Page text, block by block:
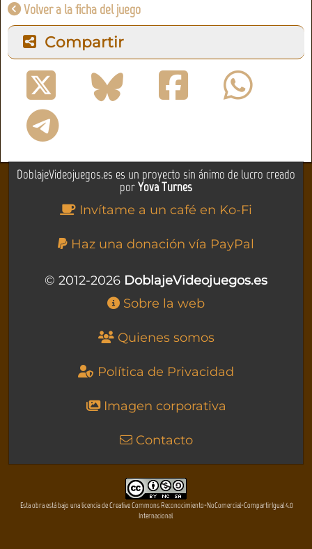
Volver a la ficha del juego
Compartir
DoblajeVideojuegos.es es un proyecto sin ánimo de lucro creado
porYova Turnes
Invítame a un café en Ko-Fi
Haz una donación vía PayPal
© 2012-2026 DoblajeVideojuegos.es
Sobre la web
Quienes somos
Política de Privacidad
Imagen corporativa
Contacto
Esta obra está bajo una licencia de Creative Commons Reconocimiento-NoComercial-CompartirIgual 4.0
Internacional